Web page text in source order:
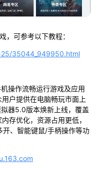
，可参考以下教程：
35044_949950.html
操作流畅运行游戏及应用
户提供在电脑畅玩市面上
器5.0版本焕新上线，覆盖
存优化，资源占用更低，
、智能键鼠/手柄操作等功